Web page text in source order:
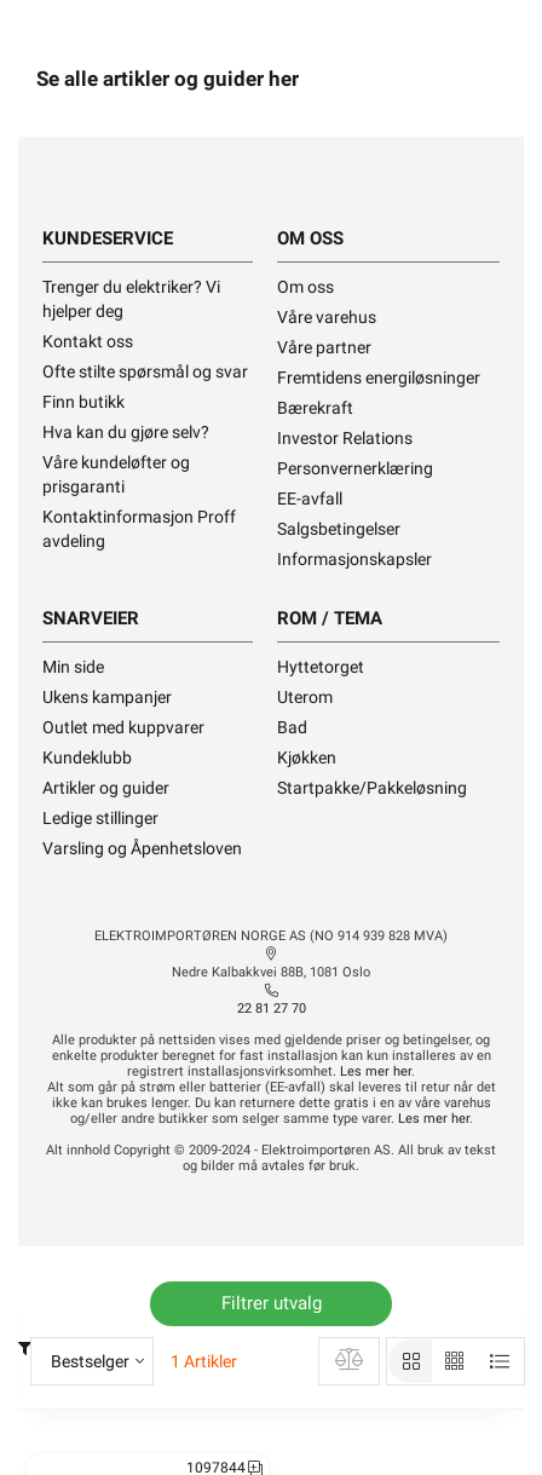
Se alle artikler og guider her
KUNDESERVICE
Trenger du elektriker? Vi
hjelper deg
Kontakt oss
Ofte stilte spørsmål og svar
Finn butikk
Hva kan du gjøre selv?
Våre kundeløfter og
prisgaranti
Kontaktinformasjon Proff
avdeling
OM OSS
Om oss
Våre varehus
Våre partner
Fremtidens energiløsninger
Bærekraft
Investor Relations
Personvernerklæring
EE-avfall
Salgsbetingelser
Informasjonskapsler
SNARVEIER
Min side
Ukens kampanjer
Outlet med kuppvarer
Kundeklubb
Artikler og guider
Ledige stillinger
Varsling og Åpenhetsloven
ROM / TEMA
Hyttetorget
Uterom
Bad
Kjøkken
Startpakke/Pakkeløsning
ELEKTROIMPORTØREN NORGE AS (NO 914 939 828 MVA)
Nedre Kalbakkvei 88B, 1081 Oslo
22 81 27 70
Alle produkter på nettsiden vises med gjeldende priser og betingelser, og
enkelte produkter beregnet for fast installasjon kan kun installeres av en
registrert installasjonsvirksomhet. Les mer her.
Alt som går på strøm eller batterier (EE-avfall) skal leveres til retur når det
ikke kan brukes lenger. Du kan returnere dette gratis i en av våre varehus
og/eller andre butikker som selger samme type varer. Les mer her.
Alt innhold Copyright © 2009-2024 - Elektroimportøren AS. All bruk av tekst
og bilder må avtales før bruk.
Filtrer utvalg
Bestselger 1 Artikler
1097844